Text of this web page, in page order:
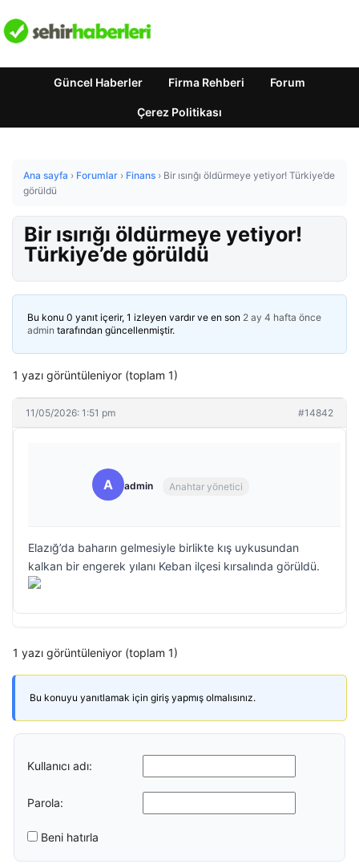
Güncel Haberler Firma Rehberi Forum
Çerez Politikası
Ana sayfa › Forumlar › Finans › Bir ısırığı öldürmeye yetiyor! Türkiye’de
görüldü
Bir ısırığı öldürmeye yetiyor!
Türkiye’de görüldü
Bu konu 0 yanıt içerir, 1 izleyen vardır ve en son 2 ay 4 hafta önce
admin tarafından güncellenmiştir.
1 yazı görüntüleniyor (toplam 1)
11/05/2026: 1:51 pm #14842
A admin Anahtar yönetici
Elazığ’da baharın gelmesiyle birlikte kış uykusundan
kalkan bir engerek yılanı Keban ilçesi kırsalında görüldü.
1 yazı görüntüleniyor (toplam 1)
Bu konuyu yanıtlamak için giriş yapmış olmalısınız.
Kullanıcı adı:
Parola:
Beni hatırla